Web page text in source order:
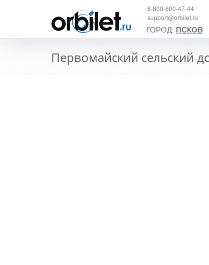
8-800-600-47-44
support@orbilet.ru
ГОРОД: ПСКОВ
Первомайский сельский